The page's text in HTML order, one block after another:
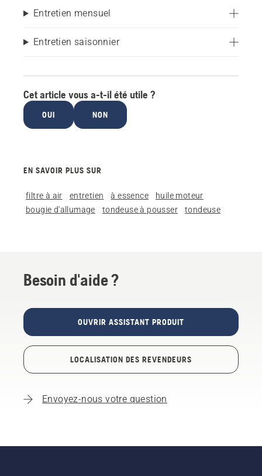
Entretien mensuel
Entretien saisonnier
Cet article vous a-t-il été utile ?
OUI NON
EN SAVOIR PLUS SUR
filtre à air entretien à essence
huile moteur
bougie d'allumage
tondeuse à pousser tondeuse
Besoin d'aide ?
OUVRIR ASSISTANT PRODUIT
LOCALISATION DES REVENDEURS
Envoyez-nous votre question